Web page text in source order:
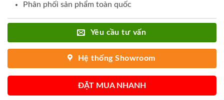
Phân phối sản phẩm toàn quốc
Yêu cầu tư vấn
Hệ thống Showroom
ĐẶT MUA NHANH